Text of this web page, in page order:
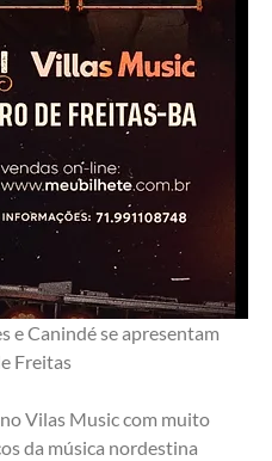
e Canindé se apresentam
Freitas
Vilas Music com muito
da música nordestina